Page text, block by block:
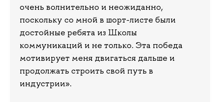
очень волнительно и неожиданно,
поскольку со мной в шорт-листе были
достойные ребята из Школы
коммуникаций и не только. Эта победа
мотивирует меня двигаться дальше и
продолжать строить свой путь в
индустрии».